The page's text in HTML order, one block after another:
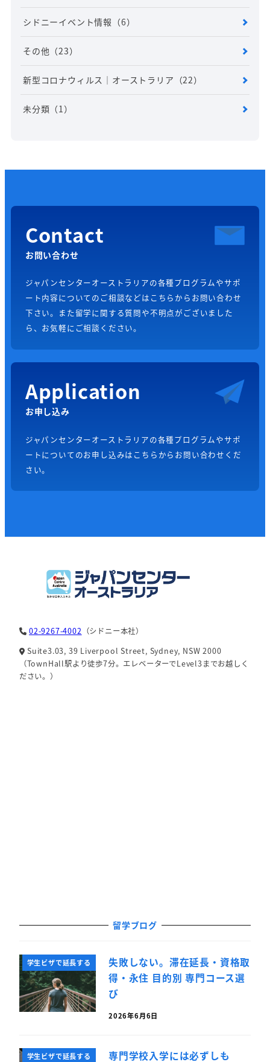
シドニーイベント情報 （6）
その他 （23）
新型コロナウィルス｜オーストラリア （22）
未分類 （1）
Contact
お問い合わせ
ジャパンセンターオーストラリアの各種プログラムやサポ
ート内容についてのご相談などはこちらからお問い合わせ
下さい。また留学に関する質問や不明点がございました
ら、お気軽にご相談ください。
Application
お申し込み
ジャパンセンターオーストラリアの各種プログラムやサポ
ートについてのお申し込みはこちらからお問い合わせくだ
さい。
02-9267-4002 （シドニー本社）
Suite3.03, 39 Liverpool Street, Sydney, NSW 2000
（TownHall駅より徒歩7分。エレベーターでLevel3までお越しく
ださい。）
留学ブログ
学生ビザで延長する
失敗しない。滞在延長・資格取
得・永住 目的別 専門コース選
び
2026年6月6日
学生ビザで延長する 専門学校入学には必ずしも